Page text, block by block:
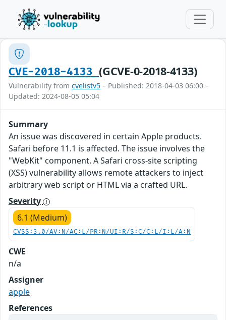
CVE-2018-4133(GCVE-0-2018-4133)
Vulnerability from cvelistv5 – Published: 2018-04-03 06:00 –
Updated: 2024-08-05 05:04
Summary
An issue was discovered in certain Apple products.
Safari before 11.1 is affected. The issue involves the
"WebKit" component. A Safari cross-site scripting
(XSS) vulnerability allows remote attackers to inject
arbitrary web script or HTML via a crafted URL.
Severity
6.1 (Medium)
CVSS:3.0/AV:N/AC:L/PR:N/UI:R/S:C/C:L/I:L/A:N
CWE
n/a
Assigner
apple
References